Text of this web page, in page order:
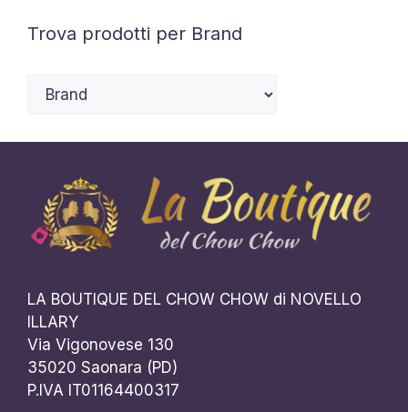
prodotto
Trova prodotti per Brand
LA BOUTIQUE DEL CHOW CHOW di NOVELLO
ILLARY
Via Vigonovese 130
35020 Saonara (PD)
P.IVA IT01164400317